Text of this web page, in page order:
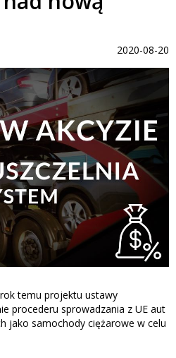
2020-08-20
temu projektu ustawy
procederu sprowadzania z UE aut
jako samochody ciężarowe w celu